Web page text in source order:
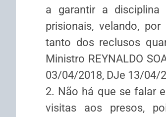
a garantir a disciplina
prisionais, velando,
tanto dos reclusos
Ministro REYNALDO
03/04/2018, DJe 13/04/
2. Não há que se falar
visitas aos presos,